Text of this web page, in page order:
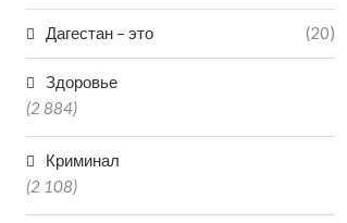
Дагестан – это (20)
Здоровье
(2 884)
Криминал
(2 108)